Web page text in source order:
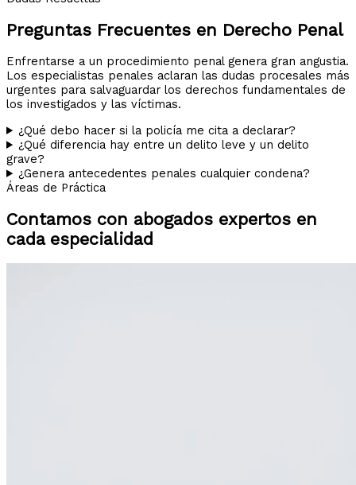
Preguntas Frecuentes en Derecho Penal
Enfrentarse a un procedimiento penal genera gran angustia.
Los especialistas penales aclaran las dudas procesales más
urgentes para salvaguardar los derechos fundamentales de
los investigados y las víctimas.
¿Qué debo hacer si la policía me cita a declarar?
¿Qué diferencia hay entre un delito leve y un delito
grave?
¿Genera antecedentes penales cualquier condena?
Áreas de Práctica
Contamos con abogados expertos en
cada especialidad